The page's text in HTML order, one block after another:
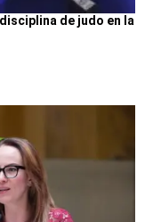
de judo en la